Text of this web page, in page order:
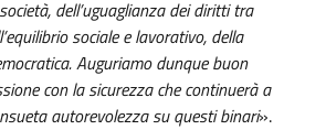
dell’uguaglianza dei diritti tra
sociale e lavorativo, della
Auguriamo dunque buon
con la sicurezza che continuerà a
autorevolezza su questi binari».